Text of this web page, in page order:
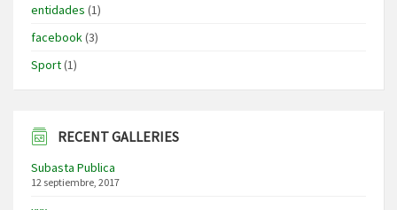
entidades (1)
facebook(3)
Sport(1)
RECENT GALLERIES
Subasta Publica
12 septiembre, 2017